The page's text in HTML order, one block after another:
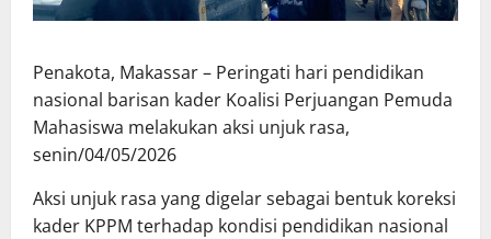
Penakota, Makassar – Peringati hari pendidikan
nasional barisan kader Koalisi Perjuangan Pemuda
Mahasiswa melakukan aksi unjuk rasa,
senin/04/05/2026
Aksi unjuk rasa yang digelar sebagai bentuk koreksi
kader KPPM terhadap kondisi pendidikan nasional